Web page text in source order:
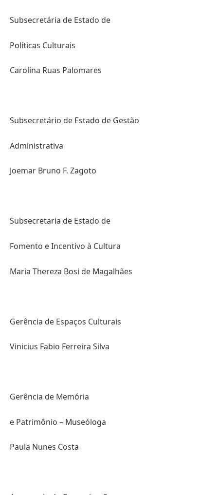
Subsecretária de Estado de
Políticas Culturais
Carolina Ruas Palomares
Subsecretário de Estado de Gestão
Administrativa
Joemar Bruno F. Zagoto
Subsecretaria de Estado de
Fomento e Incentivo à Cultura
Maria Thereza Bosi de Magalhães
Gerência de Espaços Culturais
Vinicius Fabio Ferreira Silva
Gerência de Memória
e Patrimônio – Museóloga
Paula Nunes Costa